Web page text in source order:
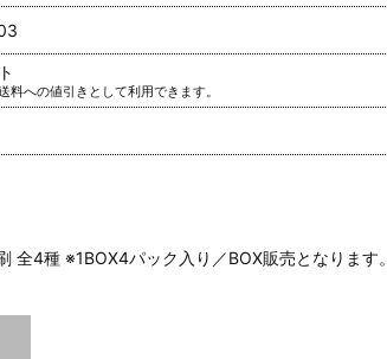
料への値引きとして利用できます。
全4種 ※1BOX4パック入り／BOX販売となります。